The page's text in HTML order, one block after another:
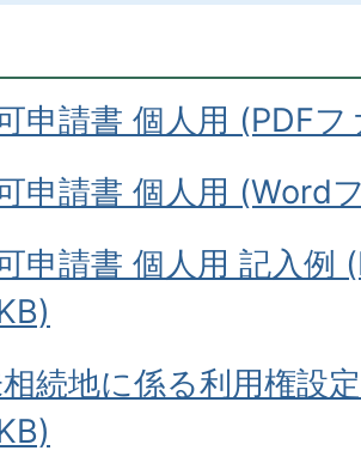
申請書 個人用 (PDF
申請書 個人用 (Word
申請書 個人用 記入例
続地に係る利用権設